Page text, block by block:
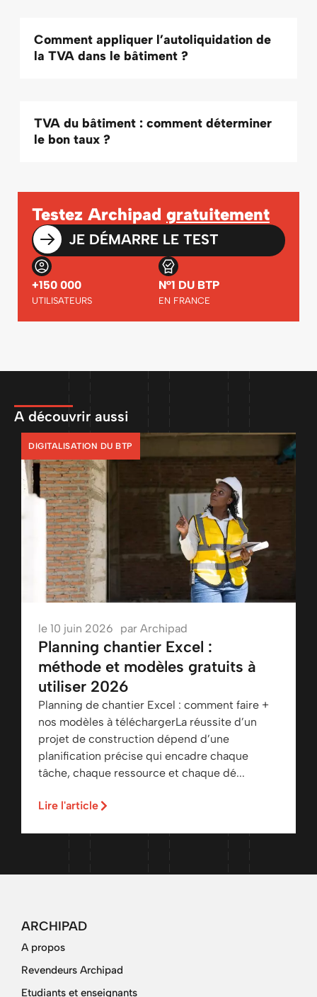
Comment appliquer l’autoliquidation de
la TVA dans le bâtiment ?
TVA du bâtiment : comment déterminer
le bon taux ?
Testez Archipad gratuitement
JE DÉMARRE LE TEST
+150 000
UTILISATEURS
N°1 DU BTP
EN FRANCE
A découvrir aussi
DIGITALISATION DU BTP
le 10 juin 2026 par Archipad
Planning chantier Excel :
méthode et modèles gratuits à
utiliser 2026
Planning de chantier Excel : comment faire +
nos modèles à téléchargerLa réussite d’un
projet de construction dépend d’une
planification précise qui encadre chaque
tâche, chaque ressource et chaque dé...
Lire l'article
ARCHIPAD
A propos
Revendeurs Archipad
Etudiants et enseignants